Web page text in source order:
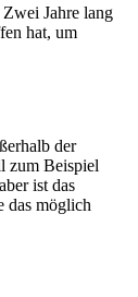
Jahre lang
hat, um
der
zum Beispiel
ist das
das möglich